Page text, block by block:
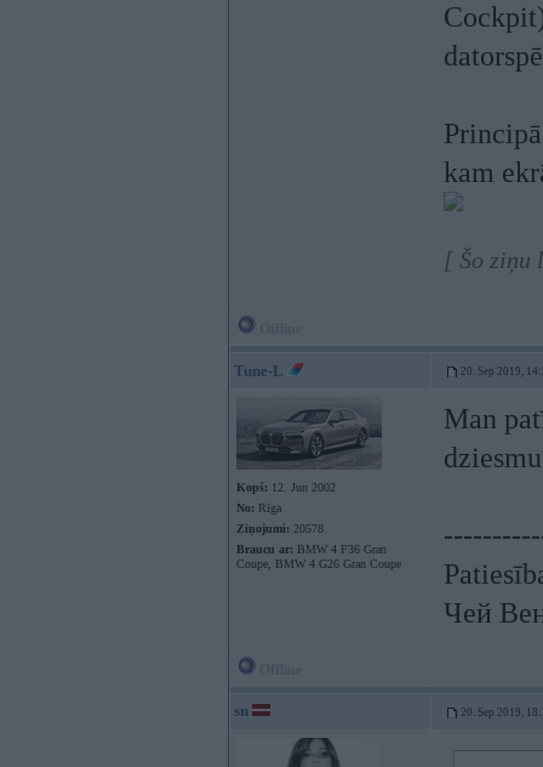
kam
[ Šo ziņu
Tune-L 20. Sep 2019,
Kopš: 12. Jun 2002
No: Rīga
Ziņojumi: 20578
Braucu ar: BMW 4 F36 Gran
Coupe, BMW 4 G26 Gran Coupe
Man
Чей
sn 20. Sep 2019,